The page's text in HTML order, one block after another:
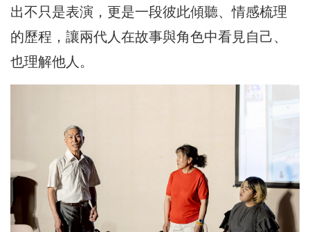
出不只是表演，更是一段彼此傾聽、情感梳理
的歷程，讓兩代人在故事與角色中看見自己、
也理解他人。